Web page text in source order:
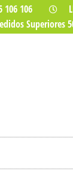
106 106
Superiores